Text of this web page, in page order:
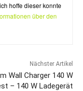
hoffe dieser konnte
über den
Nächster Artikel
Wall Charger 140 W
– 140 W Ladegerät